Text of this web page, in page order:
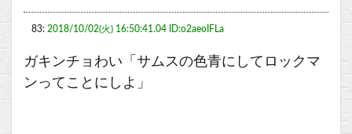
83: 2018/10/02(火) 16:50:41.04 ID:o2aeoIFLa
ガキンチョわい「サムスの色青にしてロックマ
ンってことにしよ」